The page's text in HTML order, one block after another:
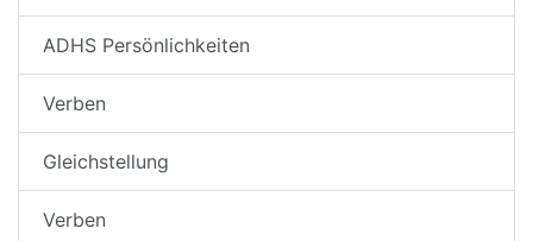
ADHS Persönlichkeiten
Verben
Gleichstellung
Verben